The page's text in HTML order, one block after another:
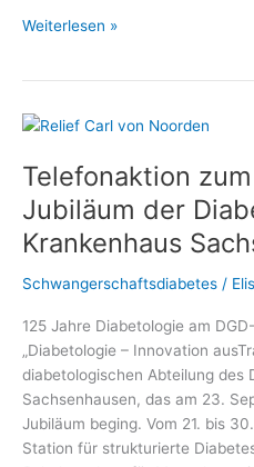
Was
gemeinsam
Weiterlesen »
Telefonaktion
Jubiläum der
Krankenhaus
Schwangerschaftsdiabetes / Elis
125 Jahre Diabetologie am
„Diabetologie – Innovation
diabetologischen Abteilung des
Sachsenhausen, das am 23.
Jubiläum beging. Vom 21. bis
Station für strukturierte